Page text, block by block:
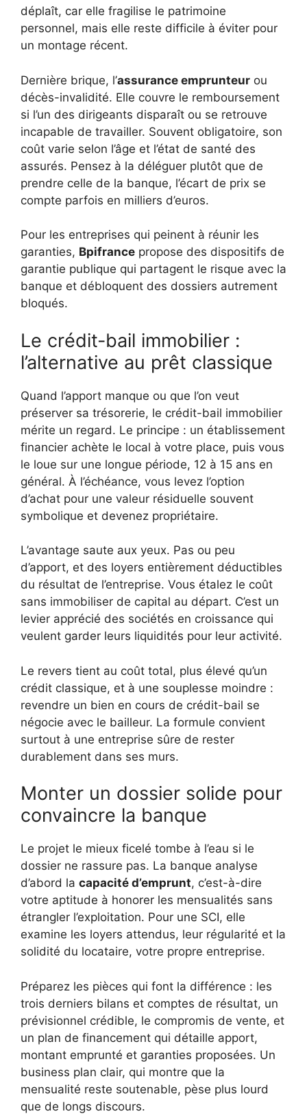
déplaît, car elle fragilise le patrimoine
personnel, mais elle reste difficile à éviter pour
un montage récent.
Dernière brique, l’assurance emprunteur ou
décès-invalidité. Elle couvre le remboursement
si l’un des dirigeants disparaît ou se retrouve
incapable de travailler. Souvent obligatoire, son
coût varie selon l’âge et l’état de santé des
assurés. Pensez à la déléguer plutôt que de
prendre celle de la banque, l’écart de prix se
compte parfois en milliers d’euros.
Pour les entreprises qui peinent à réunir les
garanties, Bpifrance propose des dispositifs de
garantie publique qui partagent le risque avec la
banque et débloquent des dossiers autrement
bloqués.
Le crédit-bail immobilier :
l’alternative au prêt classique
Quand l’apport manque ou que l’on veut
préserver sa trésorerie, le crédit-bail immobilier
mérite un regard. Le principe : un établissement
financier achète le local à votre place, puis vous
le loue sur une longue période, 12 à 15 ans en
général. À l’échéance, vous levez l’option
d’achat pour une valeur résiduelle souvent
symbolique et devenez propriétaire.
L’avantage saute aux yeux. Pas ou peu
d’apport, et des loyers entièrement déductibles
du résultat de l’entreprise. Vous étalez le coût
sans immobiliser de capital au départ. C’est un
levier apprécié des sociétés en croissance qui
veulent garder leurs liquidités pour leur activité.
Le revers tient au coût total, plus élevé qu’un
crédit classique, et à une souplesse moindre :
revendre un bien en cours de crédit-bail se
négocie avec le bailleur. La formule convient
surtout à une entreprise sûre de rester
durablement dans ses murs.
Monter un dossier solide pour
convaincre la banque
Le projet le mieux ficelé tombe à l’eau si le
dossier ne rassure pas. La banque analyse
d’abord la capacité d’emprunt, c’est-à-dire
votre aptitude à honorer les mensualités sans
étrangler l’exploitation. Pour une SCI, elle
examine les loyers attendus, leur régularité et la
solidité du locataire, votre propre entreprise.
Préparez les pièces qui font la différence : les
trois derniers bilans et comptes de résultat, un
prévisionnel crédible, le compromis de vente, et
un plan de financement qui détaille apport,
montant emprunté et garanties proposées. Un
business plan clair, qui montre que la
mensualité reste soutenable, pèse plus lourd
que de longs discours.